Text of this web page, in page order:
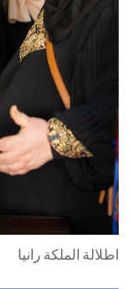
اطلالة الملكة رانيا